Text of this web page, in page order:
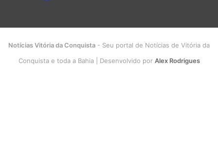
Notícias Vitória da Conquista - Seu portal de Notícias de Vitória da
Conquista e toda a Bahia | Desenvolvido por Alex Rodrigues